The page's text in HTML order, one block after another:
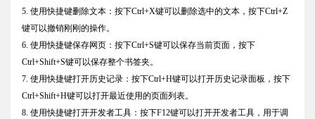
5. 使用快捷键删除文本：按下Ctrl+X键可以删除选中的文本，按下Ctrl+Z
键可以撤销刚刚的操作。
6. 使用快捷键保存网页：按下Ctrl+S键可以保存当前页面，按下
Ctrl+Shift+S键可以保存整个书签夹。
7. 使用快捷键打开历史记录：按下Ctrl+H键可以打开历史记录面板，按下
Ctrl+Shift+H键可以打开最近使用的页面列表。
8. 使用快捷键打开开发者工具：按下F12键可以打开开发者工具，用于调